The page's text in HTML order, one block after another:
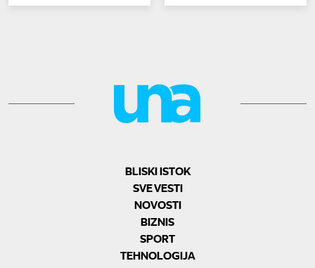
BLISKI ISTOK
SVE VESTI
NOVOSTI
BIZNIS
SPORT
TEHNOLOGIJA